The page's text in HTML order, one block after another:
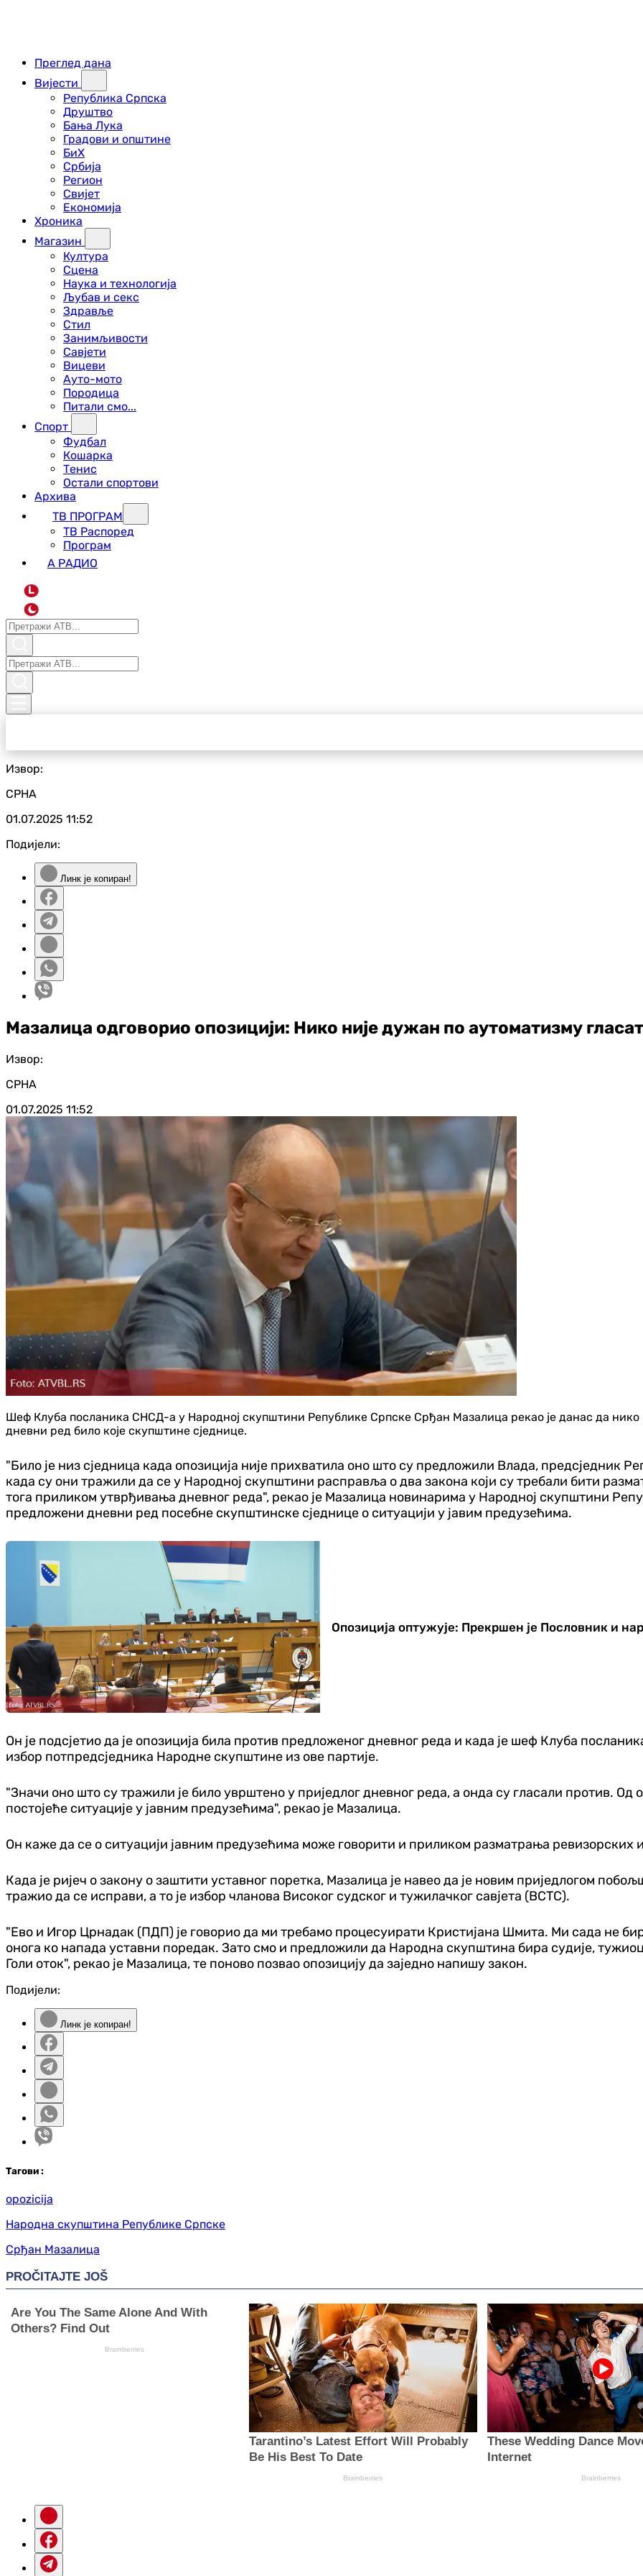
Преглед дана
Вијести
Република Српска
Друштво
Бања Лука
Градови и општине
БиХ
Србија
Регион
Свијет
Економија
Хроника
Магазин
Култура
Сцена
Наука и технологија
Љубав и секс
Здравље
Стил
Занимљивости
Савјети
Вицеви
Ауто-мото
Породица
Питали смо...
Спорт
Фудбал
Кошарка
Тенис
Остали спортови
Архива
ТВ ПРОГРАМ
ТВ Распоред
Програм
А РАДИО
L
Извор:
СРНА
01.07.2025 11:52
Подијели:
Линк је копиран!
Мазалица одговорио опозицији: Нико није дужан по аутоматизму
Извор:
СРНА
01.07.2025 11:52
Шеф Клуба посланика СНСД-а у Народној скупштини Републике Српске Срђан Мазалица рекао је данас да
дневни ред било које скупштине сједнице.
"Било је низ сједница када опозиција није прихватила оно што су предложили Влада, предсједник
када су они тражили да се у Народној скупштини расправља о два закона који су требали бити
тога приликом утврђивања дневног реда", рекао је Мазалица новинарима у Народној скупштини
предложени дневни ред посебне скупштинске сједнице о ситуацији у јавим предузећима.
Опозиција оптужује: Прекршен је Пословник и
Он је подсјетио да је опозиција била против предложеног дневног реда и када је шеф Клуба
избор потпредсједника Народне скупштине из ове партије.
"Значи оно што су тражили је било уврштено у приједлог дневног реда, а онда су гласали против. Од
постојеће ситуације у јавним предузећима", рекао је Мазалица.
Он каже да се о ситуацији јавним предузећима може говорити и приликом разматрања ревизорских
Када је ријеч о закону о заштити уставног поретка, Мазалица је навео да је новим приједлогом
тражио да се исправи, а то је избор чланова Високог судског и тужилачког савјета (ВСТС).
"Ево и Игор Црнадак (ПДП) је говорио да ми требамо процесуирати Кристијана Шмита. Ми сада не
онога ко напада уставни поредак. Зато смо и предложили да Народна скупштина бира судије,
Голи оток", рекао је Мазалица, те поново позвао опозицију да заједно напишу закон.
Подијели:
Линк је копиран!
Тагови :
opozicija
Народна скупштина Републике Српске
Срђан Мазалица